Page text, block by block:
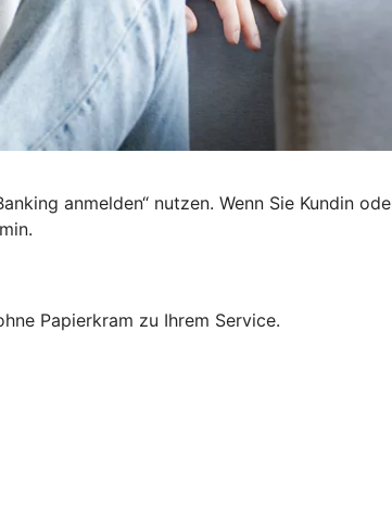
anmelden“ nutzen. Wenn Sie Kundin
Papierkram zu Ihrem Service.